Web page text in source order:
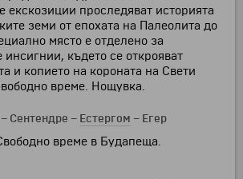
екскозиции проследяват историята
земи от епохата на Палеолита до
място е отделено за
инсигнии, където се открояват
и копието на короната на Свети
време. Нощувка.
– Сентендре – Естергом – Егер
време в Будапеща.